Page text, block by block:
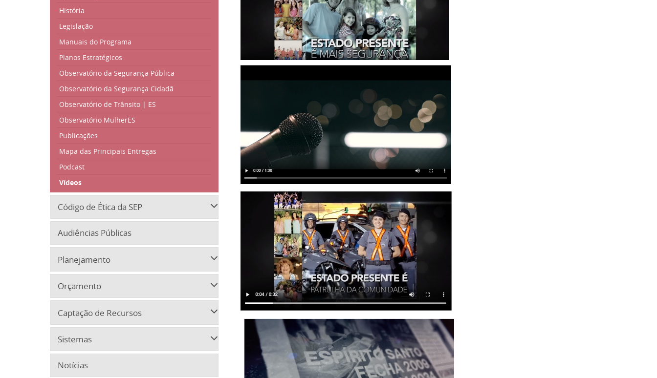
História
Legislação
Manuais do Programa
Planos Estratégicos
Observatório da Segurança Pública
Observatório da Segurança Cidadã
Observatório de Trânsito | ES
Observatório MulherES
Publicações
Mapa das Principais Entregas
Podcast
Vídeos
Código de Ética da SEP
Audiências Públicas
Planejamento
Orçamento
Captação de Recursos
Sistemas
Notícias